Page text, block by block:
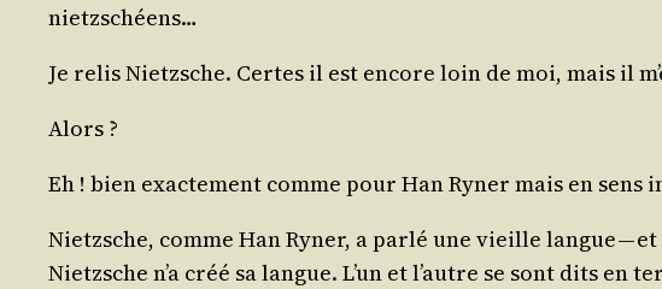
nietzschéens…
Je relis Nietzsche. Certes il est encore loin de moi, mais il
Alors ?
Eh ! bien exac­te­ment comme pour Han Ryner mais en sens
Nietzsche, comme Han Ryner, a par­lé une vieille langue —
Nietzsche n’a créé sa langue. L’un et l’autre se sont dits en